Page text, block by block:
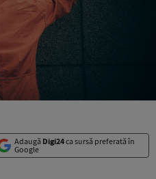
Adaugă Digi24ca sursă preferată în
Google